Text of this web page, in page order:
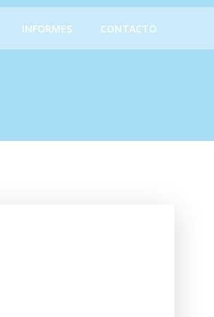
INFORMES CONTACTO